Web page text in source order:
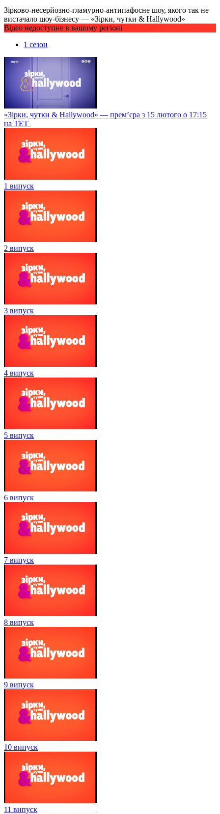
Зірково-несерйозно-гламурно-антипафосне шоу, якого так не
вистачало шоу-бізнесу — «Зірки, чутки & Hallywood»
Відео недоступне в вашому регіоні
1 сезон
«Зірки, чутки & Hallywood» — прем’єра з 15 лютого о 17:15
на ТЕТ
1 випуск
2 випуск
3 випуск
4 випуск
5 випуск
6 випуск
7 випуск
8 випуск
9 випуск
10 випуск
11 випуск